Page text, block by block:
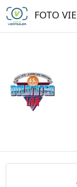
FOTO